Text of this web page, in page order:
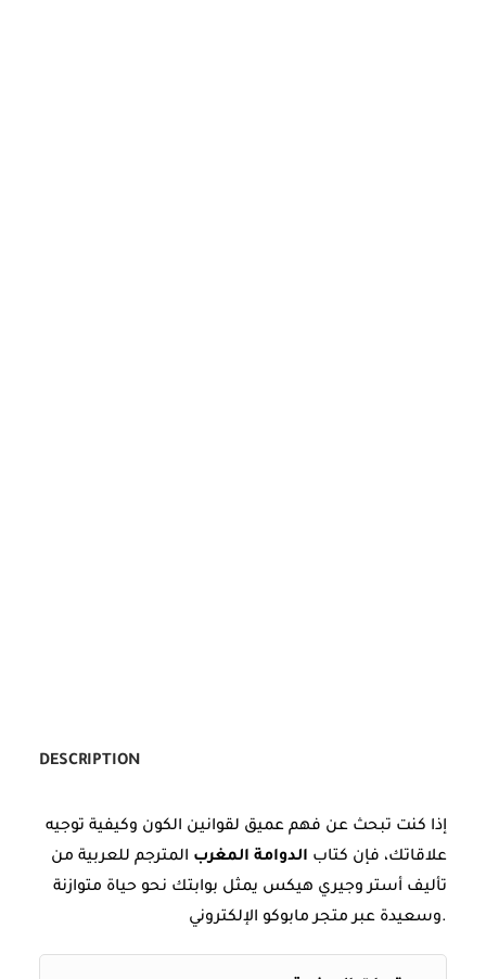
DESCRIPTION
إذا كنت تبحث عن فهم عميق لقوانين الكون وكيفية توجيه
علاقاتك، فإن كتاب الدوامة المغرب المترجم للعربية من
تأليف أستر وجيري هيكس يمثل بوابتك نحو حياة متوازنة
وسعيدة عبر متجر مابوكو الإلكتروني.